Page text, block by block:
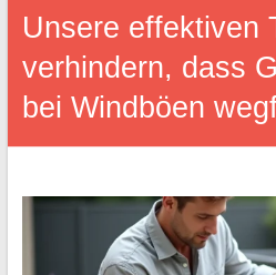
Unsere effektiven
verhindern, dass
bei Windböen